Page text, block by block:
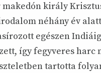
király
néhány év
egészen
így fegyveres harc
tartotta